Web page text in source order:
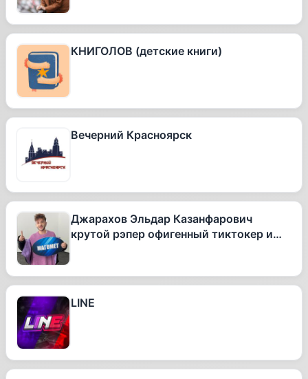
КНИГОЛОВ (детские книги)
Вечерний Красноярск
Джарахов Эльдар Казанфарович
крутой рэпер офигенный тиктокер и
LINE